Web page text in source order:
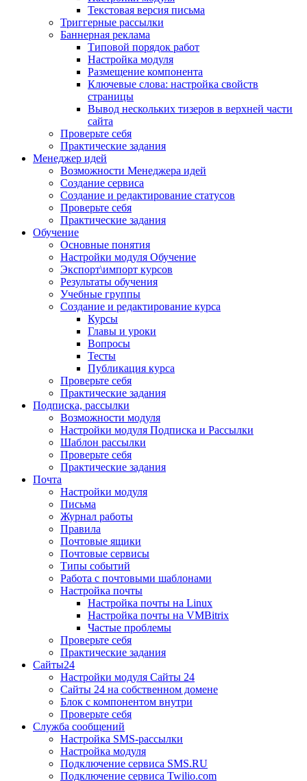
Текстовая версия письма
Триггерные рассылки
Баннерная реклама
Типовой порядок работ
Настройка модуля
Размещение компонента
Ключевые слова: настройка свойств
страницы
Вывод нескольких тизеров в верхней части
сайта
Проверьте себя
Практические задания
Менеджер идей
Возможности Менеджера идей
Создание сервиса
Создание и редактирование статусов
Проверьте себя
Практические задания
Обучение
Основные понятия
Настройки модуля Обучение
Экспорт\импорт курсов
Результаты обучения
Учебные группы
Создание и редактирование курса
Курсы
Главы и уроки
Вопросы
Тесты
Публикация курса
Проверьте себя
Практические задания
Подписка, рассылки
Возможности модуля
Настройки модуля Подписка и Рассылки
Шаблон рассылки
Проверьте себя
Практические задания
Почта
Настройки модуля
Письма
Журнал работы
Правила
Почтовые ящики
Почтовые сервисы
Типы событий
Работа с почтовыми шаблонами
Настройка почты
Настройка почты на Linux
Настройка почты на VMBitrix
Частые проблемы
Проверьте себя
Практические задания
Сайты24
Настройки модуля Сайты 24
Сайты 24 на собственном домене
Блок с компонентом внутри
Проверьте себя
Служба сообщений
Настройка SMS-рассылки
Настройка модуля
Подключение сервиса SMS.RU
Подключение сервиса Twilio.com